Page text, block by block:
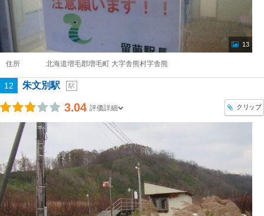
13
住所 北海道増毛郡増毛町 大字舎熊村字舎熊
12 朱文別駅 駅
3.04 評価詳細 クリップ